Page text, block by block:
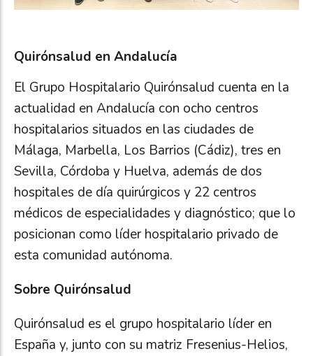
Quirónsalud en Andalucía
El Grupo Hospitalario Quirónsalud cuenta en la
actualidad en Andalucía con ocho centros
hospitalarios situados en las ciudades de
Málaga, Marbella, Los Barrios (Cádiz), tres en
Sevilla, Córdoba y Huelva, además de dos
hospitales de día quirúrgicos y 22 centros
médicos de especialidades y diagnóstico; que lo
posicionan como líder hospitalario privado de
esta comunidad autónoma.
Sobre Quirónsalud
Quirónsalud es el grupo hospitalario líder en
España y, junto con su matriz Fresenius-Helios,